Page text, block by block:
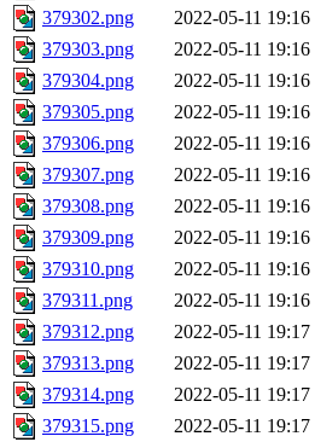
379302.png
2022-05-11 19:16
379303.png
2022-05-11 19:16
379304.png
2022-05-11 19:16
379305.png
2022-05-11 19:16
379306.png
2022-05-11 19:16
379307.png
2022-05-11 19:16
379308.png
2022-05-11 19:16
379309.png
2022-05-11 19:16
379310.png
2022-05-11 19:16
379311.png
2022-05-11 19:16
379312.png
2022-05-11 19:17
379313.png
2022-05-11 19:17
379314.png
2022-05-11 19:17
379315.png
2022-05-11 19:17